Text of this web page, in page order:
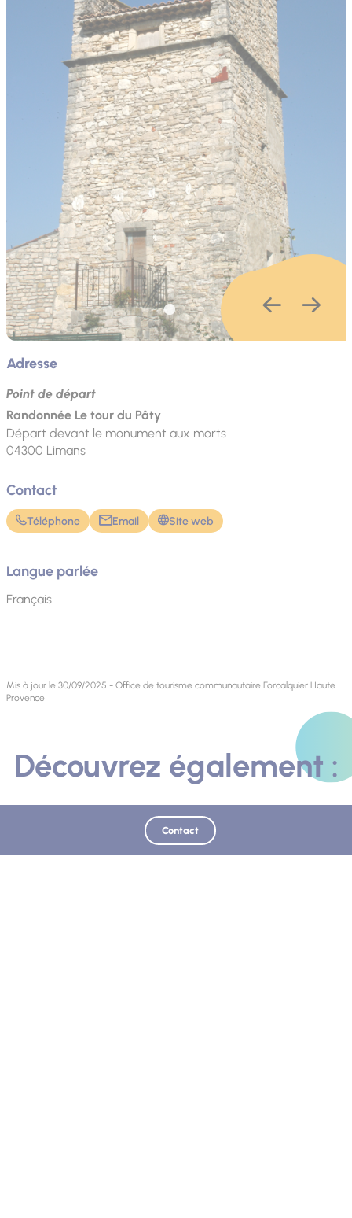
Adresse
Point de départ
Randonnée Le tour du Pâty
Départ devant le monument aux morts
04300 Limans
Contact
Téléphone Email Site web
Langue parlée
Français
Mis à jour le 30/09/2025 - Office de tourisme communautaire Forcalquier Haute
Provence
Découvrez également :
Contact